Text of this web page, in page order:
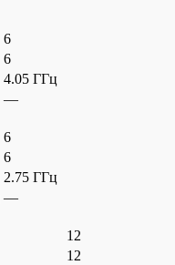
6
6
4.05 ГГц
—
6
6
2.75 ГГц
—
12
12